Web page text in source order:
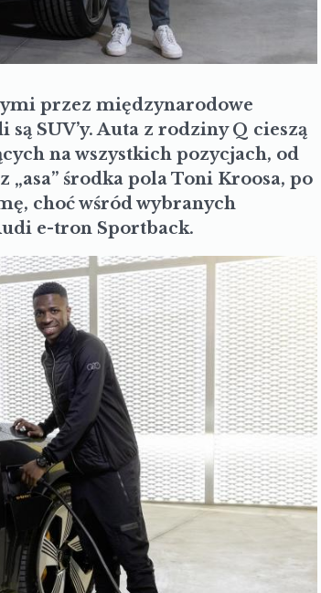
przez międzynarodowe
SUV’y. Auta z rodziny Q cieszą
na wszystkich pozycjach, od
środka pola Toni Kroosa, po
choć wśród wybranych
e-tron Sportback.